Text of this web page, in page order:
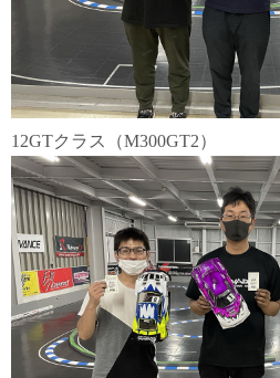
12GTクラス（M300GT2）